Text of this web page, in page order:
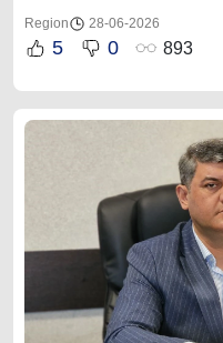
Region 28-06-2026
5 0 893